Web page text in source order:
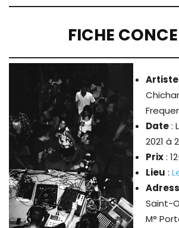
FICHE
Date:
2021 à
Prix:
Lieu :
Saint-
M°